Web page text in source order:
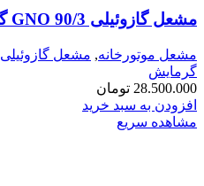
مشعل گازوئیلی GNO 90/3 گرم ایران
مشعل موتورخانه, مشعل گازوئیلی
گرمایش
28.500.000 تومان
افزودن به سبد خرید
مشاهده سریع